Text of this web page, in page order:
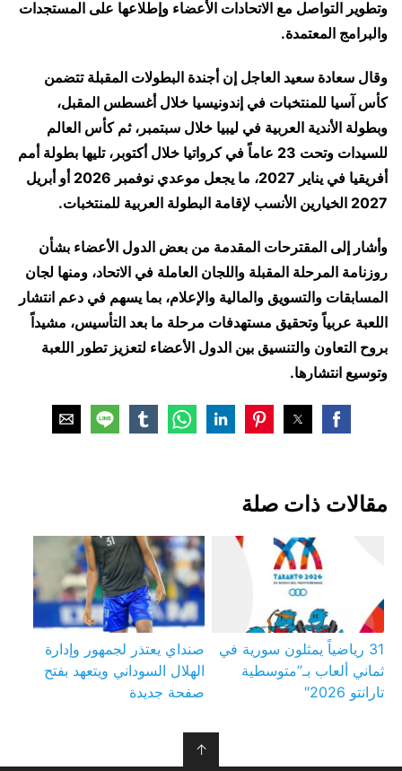
وتطوير التواصل مع الاتحادات الأعضاء وإطلاعها على المستجدات
والبرامج المعتمدة.
وقال سعادة سعيد العاجل إن أجندة البطولات المقبلة تتضمن
كأس آسيا للمنتخبات في إندونيسيا خلال أغسطس المقبل،
وبطولة الأندية العربية في ليبيا خلال سبتمبر، ثم كأس العالم
للسيدات وتحت 23 عاماً في كرواتيا خلال أكتوبر، تليها بطولة أمم
أفريقيا في يناير 2027، ما يجعل موعدي نوفمبر 2026 أو أبريل
2027 الخيارين الأنسب لإقامة البطولة العربية للمنتخبات.
وأشار إلى المقترحات المقدمة من بعض الدول الأعضاء بشأن
روزنامة المرحلة المقبلة واللجان العاملة في الاتحاد، ومنها لجان
المسابقات والتسويق والمالية والإعلام، بما يسهم في دعم انتشار
اللعبة عربياً وتحقيق مستهدفات مرحلة ما بعد التأسيس، مشيداً
بروح التعاون والتنسيق بين الدول الأعضاء لتعزيز تطور اللعبة
وتوسيع انتشارها.
مقالات ذات صلة
31 رياضياً يمثلون سورية في
ثماني ألعاب بـ”متوسطية
تارانتو 2026″
صنداي يعتذر لجمهور وإدارة
الهلال السوداني ويتعهد بفتح
صفحة جديدة
↑